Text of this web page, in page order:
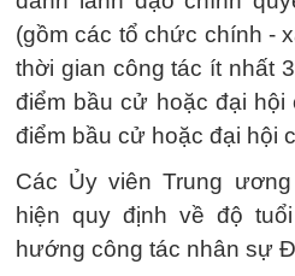
(gồm các tổ chức chính -
thời gian công tác ít nhất
điểm bầu cử hoặc đại
điểm bầu cử hoặc đại hội
Các Ủy viên Trung
hiện quy định về độ
hướng công tác nhân sự